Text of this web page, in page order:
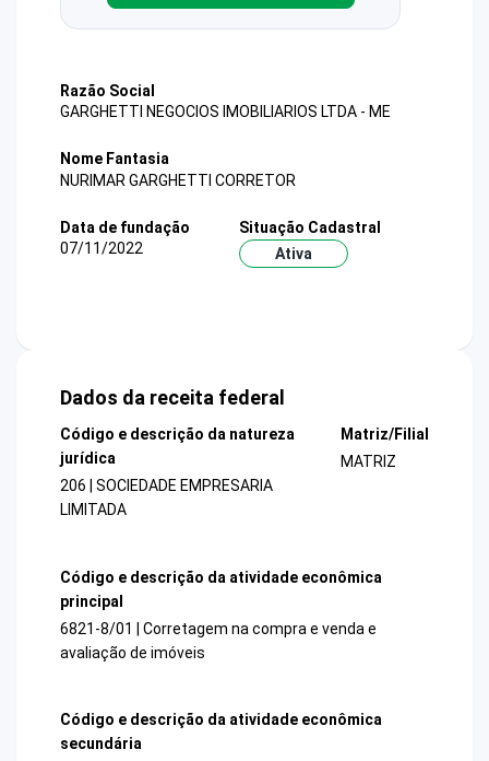
Razão Social
GARGHETTI NEGOCIOS IMOBILIARIOS LTDA - ME
Nome Fantasia
NURIMAR GARGHETTI CORRETOR
Data de fundação
07/11/2022
Situação Cadastral
Ativa
Dados da receita federal
Código e descrição da natureza
jurídica
206 | SOCIEDADE EMPRESARIA
LIMITADA
Matriz/Filial
MATRIZ
Código e descrição da atividade econômica
principal
6821-8/01 | Corretagem na compra e venda e
avaliação de imóveis
Código e descrição da atividade econômica
secundária